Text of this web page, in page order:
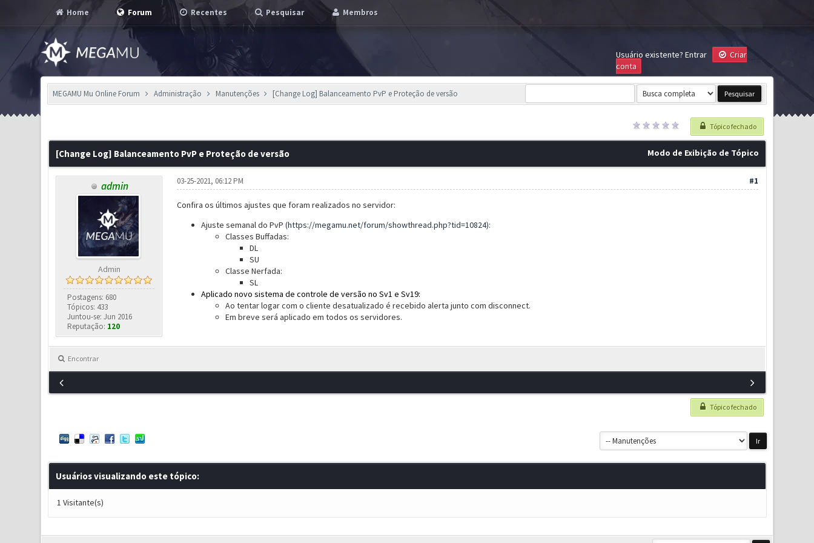
Home Forum Recentes Pesquisar Membros
Usuário existente? Entrar
Criar
conta
MEGAMU Mu Online Forum Administração Manutenções [Change Log] Balanceamento PvP e Proteção de versão
Tópico fechado
Modo de Exibição de Tópico
[Change Log] Balanceamento PvP e Proteção de versão
admin
Admin
Postagens: 680
Tópicos: 433
Juntou-se: Jun 2016
Reputação: 120
#1
03-25-2021, 06:12 PM
Confira os últimos ajustes que foram realizados no servidor:
Ajuste semanal do PvP (https://megamu.net/forum/showthread.php?tid=10824):
Classes Buffadas:
DL
SU
Classe Nerfada:
SL
Aplicado novo sistema de controle de versão no Sv1 e Sv19:
Ao tentar logar com o cliente desatualizado é recebido alerta junto com disconnect.
Em breve será aplicado em todos os servidores.
Encontrar
Tópico fechado
Usuários visualizando este tópico:
1 Visitante(s)